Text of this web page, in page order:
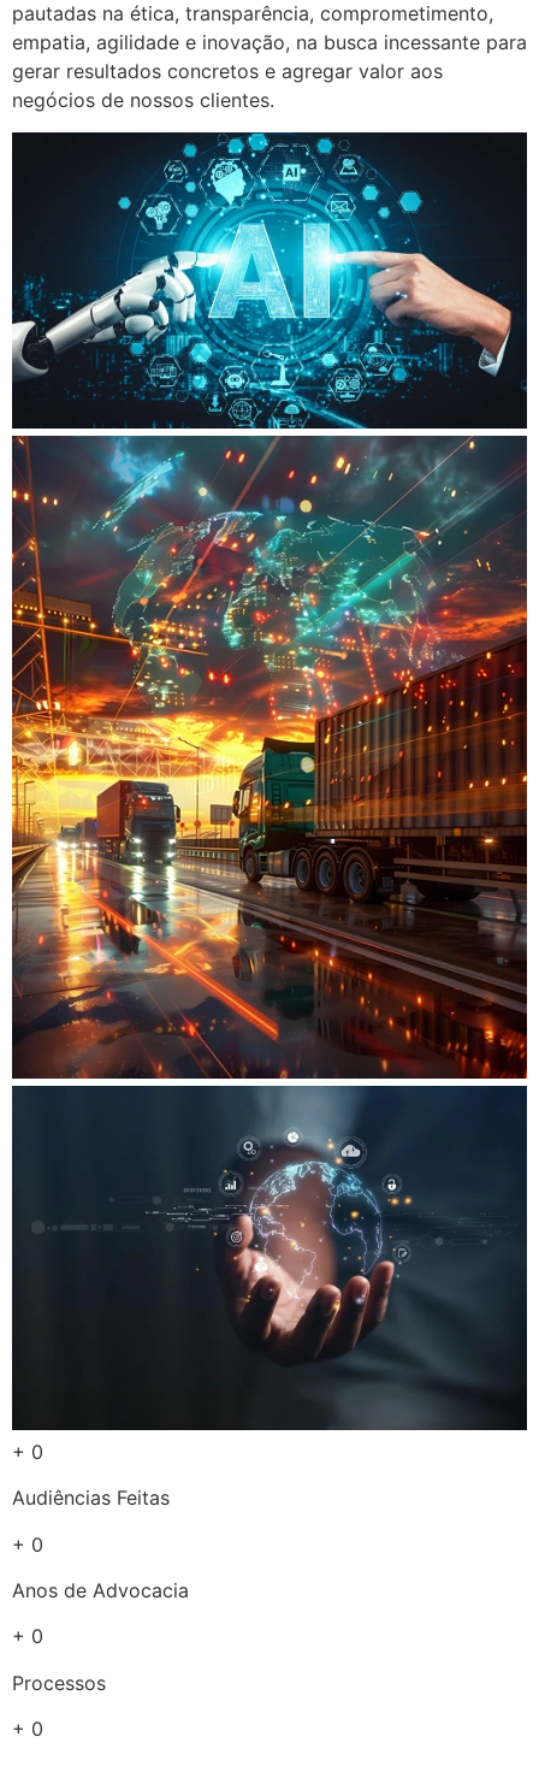
pautadas na ética, transparência, comprometimento,
empatia, agilidade e inovação, na busca incessante para
gerar resultados concretos e agregar valor aos
negócios de nossos clientes.
+ 0
Audiências Feitas
+ 0
Anos de Advocacia
+ 0
Processos
+ 0